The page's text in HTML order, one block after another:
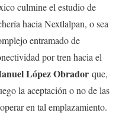
culmine el estudio de
hacia Nextlalpan, o sea
entramado de
por tren hacia el
López Obrador que,
la aceptación o no de las
en tal emplazamiento.